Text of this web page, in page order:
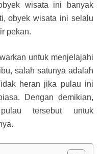
wisata ini banyak
obyek wisata ini selalu
pekan.
untuk menjelajahi
salah satunya adalah
heran jika pulau ini
Dengan demikian,
tersebut untuk